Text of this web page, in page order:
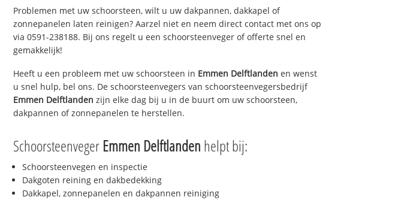
Problemen met uw schoorsteen, wilt u uw dakpannen, dakkapel of
zonnepanelen laten reinigen? Aarzel niet en neem direct contact met ons op
via 0591-238188. Bij ons regelt u een schoorsteenveger of offerte snel en
gemakkelijk!
Heeft u een probleem met uw schoorsteen in Emmen Delftlanden en wenst
u snel hulp, bel ons. De schoorsteenvegers van schoorsteenvegersbedrijf
Emmen Delftlanden zijn elke dag bij u in de buurt om uw schoorsteen,
dakpannen of zonnepanelen te herstellen.
Schoorsteenveger Emmen Delftlanden helpt bij:
Schoorsteenvegen en inspectie
Dakgoten reining en dakbedekking
Dakkapel, zonnepanelen en dakpannen reiniging